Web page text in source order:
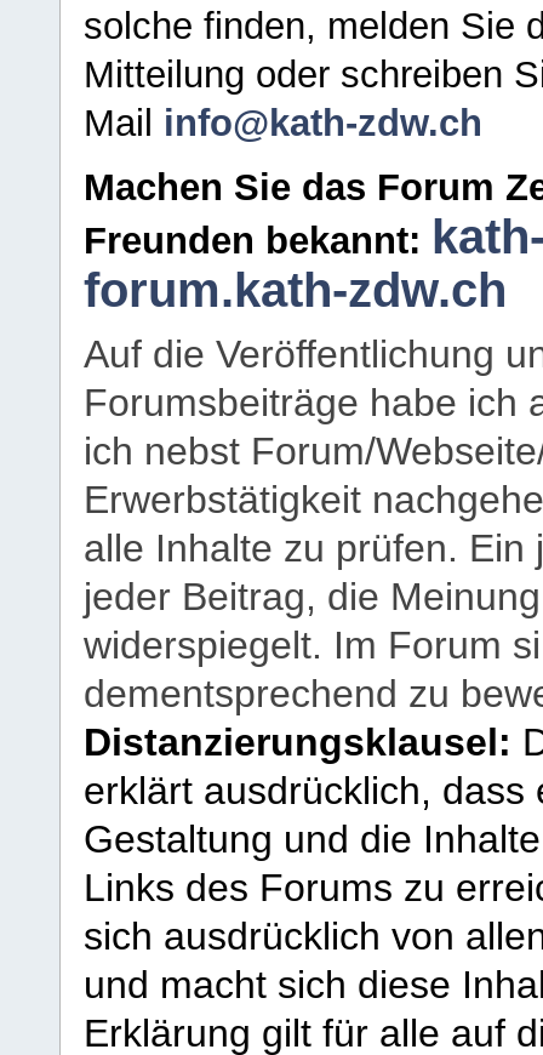
solche finden, melden Sie
Mitteilung oder schreiben
Mail info@kath-zdw.ch
Machen Sie das Forum
Freunden bekannt:
forum.kath-zdw.ch
Auf die Veröffentlichung
Forumsbeiträge habe ich
ich nebst Forum/
Erwerbstätigkeit
alle Inhalte zu prüfen.
jeder Beitrag, die
widerspiegelt. Im Forum
dementsprechend zu
Distanzierungsklausel:
erklärt ausdrücklich,
Gestaltung und die
Links des Forums zu
sich ausdrücklich von
und macht sich diese
Erklärung gilt für alle auf